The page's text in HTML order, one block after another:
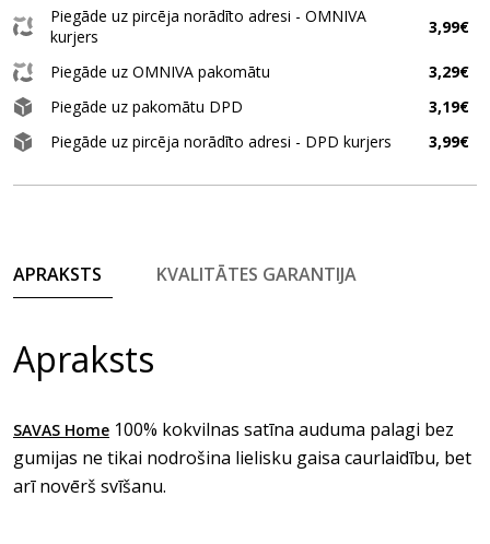
Piegāde uz pircēja norādīto adresi - OMNIVA
kurjers
3,99€
Piegāde uz OMNIVA pakomātu
3,29€
Piegāde uz pakomātu DPD
3,19€
Piegāde uz pircēja norādīto adresi - DPD kurjers
3,99€
APRAKSTS KVALITĀTES GARANTIJA
Apraksts
SAVAS Home 100% kokvilnas satīna auduma palagi bez
gumijas ne tikai nodrošina lielisku gaisa caurlaidību, bet
arī novērš svīšanu.